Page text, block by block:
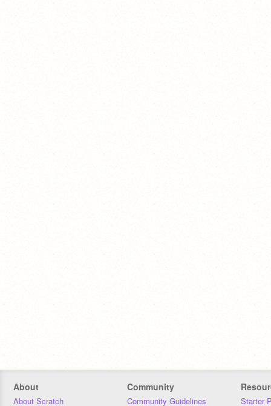
About
About Scratch
Community
Community Guidelines Starter